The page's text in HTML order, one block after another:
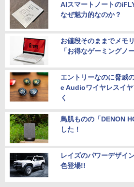
AIスマートノートの
なぜ魅力的なのか？
お値段そのままでメモ
「お得なゲーミングノ
エントリーなのに脅威
e Audioワイヤレスイ
く
鳥肌ものの「DENON
した！
レイズのパワーデザイ
色登場!!